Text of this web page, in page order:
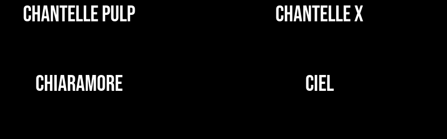
CHANTELLE PULP CHANTELLE X
CHIARAMORE CIEL